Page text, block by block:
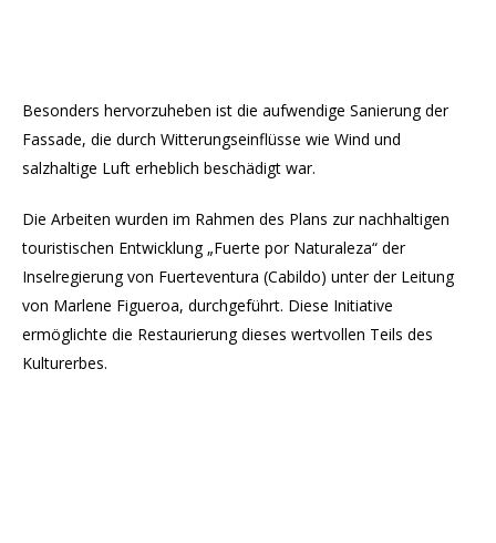
Besonders hervorzuheben ist die aufwendige Sanierung der
Fassade, die durch Witterungseinflüsse wie Wind und
salzhaltige Luft erheblich beschädigt war.
Die Arbeiten wurden im Rahmen des Plans zur nachhaltigen
touristischen Entwicklung „Fuerte por Naturaleza“ der
Inselregierung von Fuerteventura (Cabildo) unter der Leitung
von Marlene Figueroa, durchgeführt. Diese Initiative
ermöglichte die Restaurierung dieses wertvollen Teils des
Kulturerbes.